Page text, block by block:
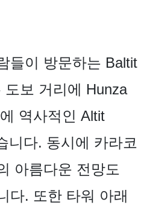
들이 방문하는 Baltit
도보 거리에 Hunza
역사적인 Altit
니다. 동시에 카라코
아름다운 전망도
다. 또한 타워 아래